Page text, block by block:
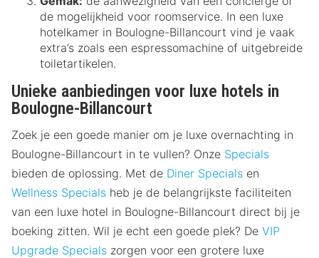
de mogelijkheid voor roomservice. In een luxe
hotelkamer in Boulogne-Billancourt vind je vaak
extra’s zoals een espressomachine of uitgebreide
toiletartikelen.
Unieke aanbiedingen voor luxe hotels in
Boulogne-Billancourt
Zoek je een goede manier om je luxe overnachting in
Boulogne-Billancourt in te vullen? Onze Specials
bieden de oplossing. Met de Diner Specials en
Wellness Specials heb je de belangrijkste faciliteiten
van een luxe hotel in Boulogne-Billancourt direct bij je
boeking zitten. Wil je echt een goede plek? De VIP
Upgrade Specials zorgen voor een grotere luxe